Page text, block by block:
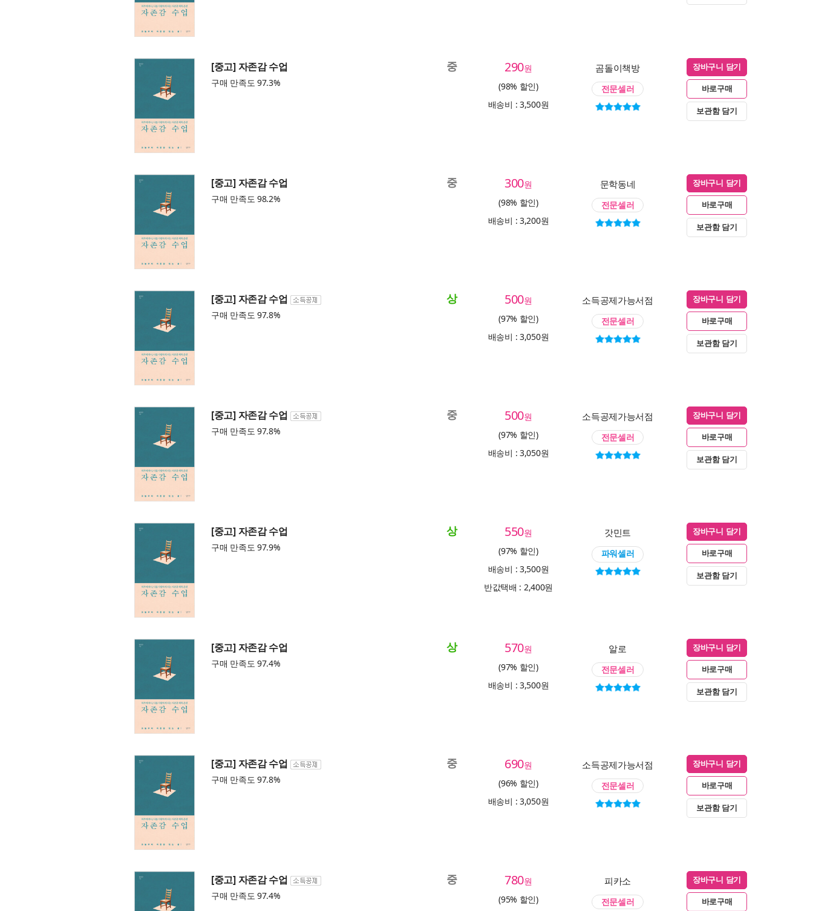
[중고] 자존감 수업
구매 만족도 97.3%
중 290원
(98% 할인)
배송비 : 3,500원
곰돌이책방
전문셀러
장바구니 담기
바로구매
보관함 담기
[중고] 자존감 수업
구매 만족도 98.2%
중 300원
(98% 할인)
배송비 : 3,200원
문학동네
전문셀러
장바구니 담기
바로구매
보관함 담기
[중고] 자존감 수업
구매 만족도 97.8%
상 500원
(97% 할인)
배송비 : 3,050원
소득공제가능서점
전문셀러
장바구니 담기
바로구매
보관함 담기
[중고] 자존감 수업
구매 만족도 97.8%
중 500원
(97% 할인)
배송비 : 3,050원
소득공제가능서점
전문셀러
장바구니 담기
바로구매
보관함 담기
[중고] 자존감 수업
구매 만족도 97.9%
상 550원
(97% 할인)
배송비 : 3,500원
반값택배 : 2,400원
갓민트
파워셀러
장바구니 담기
바로구매
보관함 담기
[중고] 자존감 수업
구매 만족도 97.4%
상 570원
(97% 할인)
배송비 : 3,500원
알로
전문셀러
장바구니 담기
바로구매
보관함 담기
[중고] 자존감 수업
구매 만족도 97.8%
중 690원
(96% 할인)
배송비 : 3,050원
소득공제가능서점
전문셀러
장바구니 담기
바로구매
보관함 담기
[중고] 자존감 수업
구매 만족도 97.4%
중 780원
(95% 할인)
피카소
전문셀러
장바구니 담기
바로구매